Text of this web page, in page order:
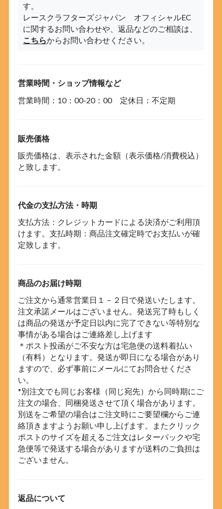
す。
レースクラフターズジャパン オフィシャルEC
に関するお問い合わせや、返品などのご相談は、
こちらからお問い合わせください。
営業時間・ショップ情報など
営業時間：10：00-20：00 定休日：不定期
販売価格
販売価格は、表示された金額（表示価格/消費税込）
と致します。
代金の支払方法・時期
支払方法：クレジットカードによる決済がご利用頂
けます。支払時期：商品注文確定時でお支払いが確
定致します。
商品のお届け時期
ご注文から通常営業日１－２日で発送いたします。
注文承諾メールはございません。発送完了時もしく
は商品の発送が予定日以内に完了できない等特別な
事情がある場合はご連絡差し上げます
＊ポスト投函がご不安な方は宅急便の送料着払い
（有料）となります。発送が即日になる場合があり
ますので、必ず事前にメールにてお問合せくださ
い。
*別注文でも同じお客様（同じ宛先）から同時期にご
注文の場合、同梱発送させて頂く場合があります。
別送をご希望の場合はご注文時にご要望欄からご連
絡頂きますようお願い申し上げます。またクリック
ポストのサイズを超えるご注文はレターパックや宅
急便等で発送する場合がありますが送料のご負担は
ございません。
返品について